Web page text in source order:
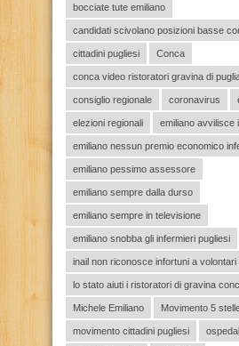
bocciate tute emiliano
candidati scivolano posizioni basse
cittadini pugliesi Conca
conca video ristoratori gravina di
consiglio regionale coronavirus
elezioni regionali emiliano avvilisce
emiliano nessun premio economico
emiliano pessimo assessore
emiliano sempre dalla durso
emiliano sempre in televisione
emiliano snobba gli infermieri pugliesi
inail non riconosce infortuni a volontari
lo stato aiuti i ristoratori di gravina
Michele Emiliano Movimento 5
movimento cittadini pugliesi